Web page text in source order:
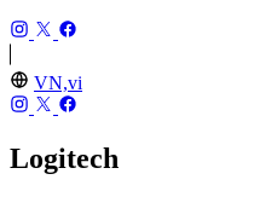
VN,vi
Logitech